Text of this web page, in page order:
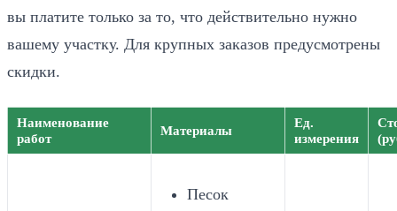
вы платите только за то, что действительно нужно
вашему участку. Для крупных заказов предусмотрены
скидки.
Наименование
работ
Материалы
Ед.
измерения
Песок